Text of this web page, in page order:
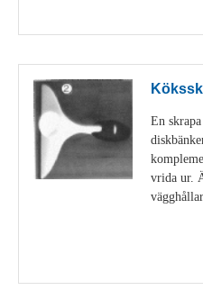
En
vrida ur.